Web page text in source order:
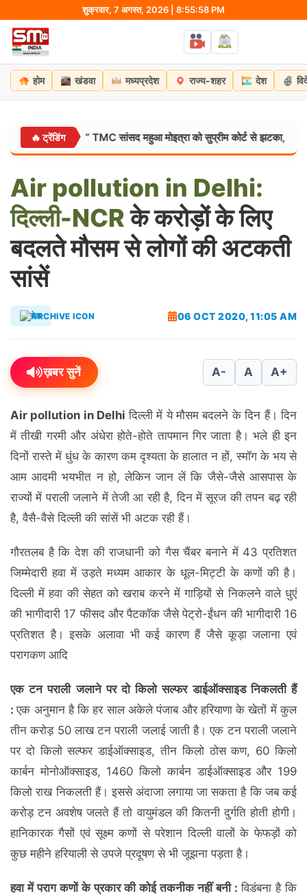
content
शुक्रवार, 7 अगस्त, 2026 | 8:55:59 PM
होम खंडवा मध्यप्रदेश राज्य-शहर देश
🔥 ट्रेंडिंग
है?” TMC सांसद महुआ मोइत्रा को सुप्रीम कोर्ट से झटका, याचिका खारिज
Air pollution in Delhi:
दिल्ली-NCRके करोड़ों के लिए
बदलते मौसम से लोगों की अटकती
सांसें
देश 06 OCT 2020, 11:05 AM
ख़बर सुनें A- A A+
Air pollution in Delhiदिल्ली में ये मौसम बदलने के दिन हैं। दिन
में तीखी गरमी और अंधेरा होते-होते तापमान गिर जाता है। भले ही इन
दिनों रास्ते में धुंध के कारण कम दृश्यता के हालात न हों, स्मॉग के भय से
आम आदमी भयभीत न हो, लेकिन जान लें कि जैसे-जैसे आसपास के
राज्यों में पराली जलाने में तेजी आ रही है, दिन में सूरज की तपन बढ़ रही
है, वैसै-वैसे दिल्ली की सांसें भी अटक रही हैं।
गौरतलब है कि देश की राजधानी को गैस चैंबर बनाने में 43 प्रतिशत
जिम्मेदारी हवा में उड़ते मध्यम आकार के धूल-मिट्टी के कणों की है।
दिल्ली में हवा की सेहत को खराब करने में गाड़ियों से निकलने वाले धुएं
की भागीदारी 17 फीसद और पैटकॉक जैसे पेट्रो-ईंधन की भागीदारी 16
प्रतिशत है। इसके अलावा भी कई कारण हैं जैसे कूड़ा जलाना एवं
परागकण आदि
एक टन पराली जलाने पर दो किलो सल्फर डाईऑक्साइड निकलती हैं
:एक अनुमान है कि हर साल अकेले पंजाब और हरियाणा के खेतों में कुल
तीन करोड़ 50 लाख टन पराली जलाई जाती है। एक टन पराली जलाने
पर दो किलो सल्फर डाईऑक्साइड, तीन किलो ठोस कण, 60 किलो
कार्बन मोनोऑक्साइड, 1460 किलो कार्बन डाईऑक्साइड और 199
किलो राख निकलती हैं। इससे अंदाजा लगाया जा सकता है कि जब कई
करोड़ टन अवशेष जलते हैं तो वायुमंडल की कितनी दुर्गति होती होगी।
हानिकारक गैसों एवं सूक्ष्म कणों से परेशान दिल्ली वालों के फेफड़ों को
कुछ महीने हरियाली से उपजे प्रदूषण से भी जूझना पड़ता है।
हवा में पराग कणों के प्रकार की कोई तकनीक नहीं बनी :विडंबना है कि